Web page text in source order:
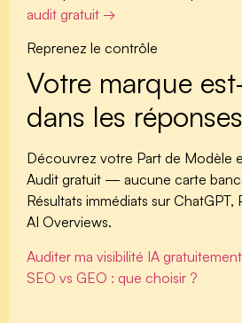
audit gratuit →
Reprenez le contrôle
Votre marque
dans les
Découvrez votre Part de Modèle
Audit gratuit — aucune carte
Résultats immédiats sur
AI Overviews.
Auditer ma visibilité IA
SEO vs GEO : que choisir ?